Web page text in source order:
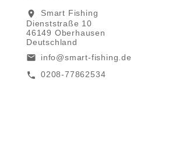
location_on
Smart Fishing
Dienststraße 10
46149 Oberhausen
Deutschland
email info@smart-fishing.de
call 0208-77862534